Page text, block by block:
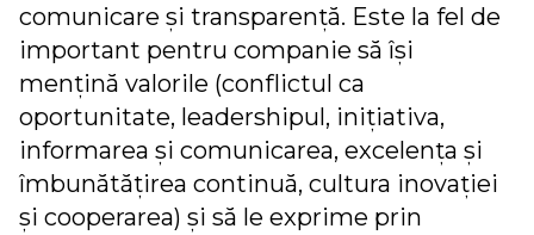
comunicare și transparență. Este la fel de
important pentru companie să își
mențină valorile (conflictul ca
oportunitate, leadershipul, inițiativa,
informarea și comunicarea, excelența și
îmbunătățirea continuă, cultura inovației
și cooperarea) și să le exprime prin